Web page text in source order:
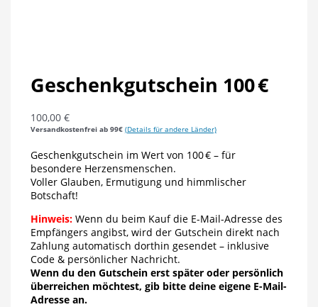
Geschenkgutschein 100 €
100,00 €
Versandkostenfrei ab 99€ (Details für andere Länder)
Geschenkgutschein im Wert von 100 € – für
besondere Herzensmenschen.
Voller Glauben, Ermutigung und himmlischer
Botschaft!
Hinweis: Wenn du beim Kauf die E-Mail-Adresse des
Empfängers angibst, wird der Gutschein direkt nach
Zahlung automatisch dorthin gesendet – inklusive
Code & persönlicher Nachricht.
Wenn du den Gutschein erst später oder persönlich
überreichen möchtest, gib bitte deine eigene E-Mail-
Adresse an.